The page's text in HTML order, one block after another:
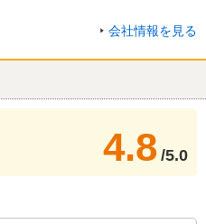
会社情報を見る
4.8 /5.0